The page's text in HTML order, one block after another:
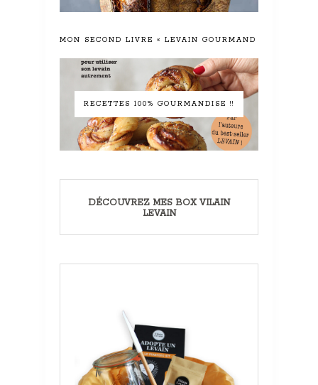
MON SECOND LIVRE « LEVAIN GOURMAND »
RECETTES 100% GOURMANDISE !!
DÉCOUVREZ MES BOX VILAIN
LEVAIN